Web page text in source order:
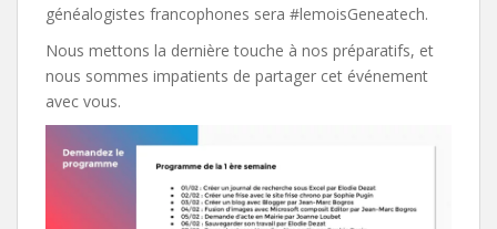
généalogistes francophones sera #lemoisGeneatech.
Nous mettons la dernière touche à nos préparatifs, et
nous sommes impatients de partager cet événement
avec vous.